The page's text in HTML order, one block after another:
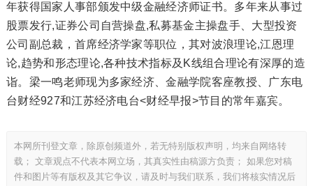
年获得国家人事部颁发中级金融经济师证书。多年来从事过
股票发行,证券公司自营操盘,私募基金主操盘手、大型投资
公司副总裁，首席经济学家等职位，其对波浪理论,江恩理
论,趋势和形态理论,各种技术指标及K线组合理论有深厚的造
诣。梁一鸣老师现为多家经济、金融学院客座教授、广东电
台财经927和江苏经济电台<财经早报>节目的常年嘉宾。
本网所刊登文章，除原创频道外，若无特别版权声明，均来自网络转
载； 文章观点不代表本网立场，其真实性由稿源方负责； 如果您对稿
件和图片等有版权及其它争议，请及时与我们联系，我们将核实情况后